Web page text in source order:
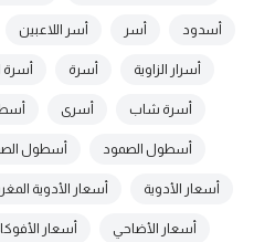
أسدود أسر أسر اللاعبين
أسرار الزاوية أسرة أسرة
أسرة شاب أسرى
أسطول الصمود أسطول
أسعار الأدوية أسعار الأدوية المغرب
أسعار الأضاحي أسعار